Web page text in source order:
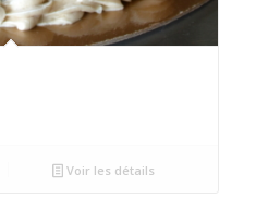
Voir les détails